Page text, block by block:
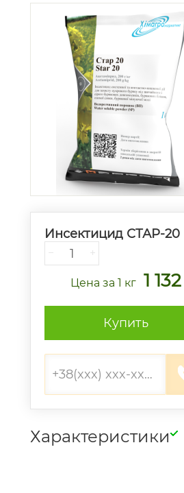
Инсектицид СТАР-20
− +
Цена за 1 кг 1 132
Купить
Характеристики